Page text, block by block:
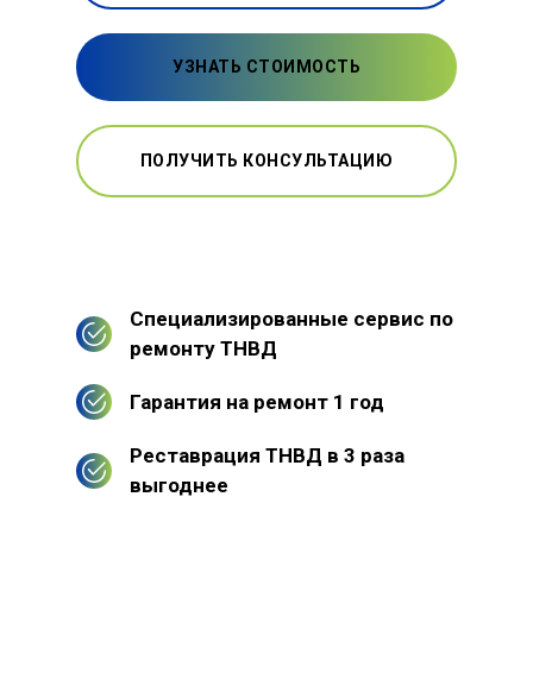
УЗНАТЬ СТОИМОСТЬ
ПОЛУЧИТЬ КОНСУЛЬТАЦИЮ
Специализированные сервис по
ремонту ТНВД
Гарантия на ремонт 1 год
Реставрация ТНВД в 3 раза
выгоднее